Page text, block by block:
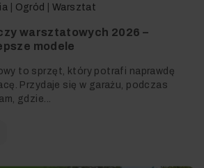
Ogród Warsztat
warsztatowych 2026 –
modele
to sprzęt, który potrafi naprawdę
Przydaje się w garażu, podczas
gdzie...